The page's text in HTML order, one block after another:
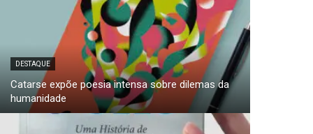
DESTAQUE
Catarse expõe poesia intensa sobre dilemas da
humanidade